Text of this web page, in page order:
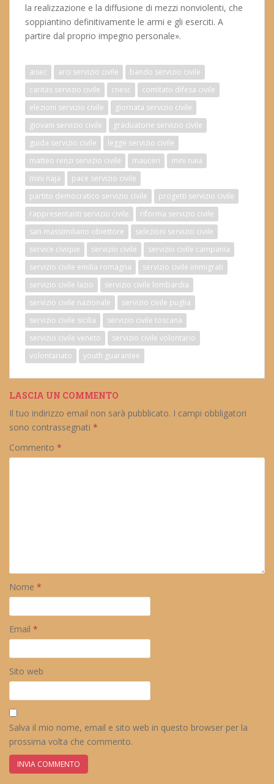
la realizzazione e la diffusione di mezzi nonviolenti, che
soppiantino definitivamente le armi e gli eserciti. A
partire dal proprio impegno personale».
aisec arci servizio civile
bando servizio civile
caritas servizio civile
cnesc
comitato difesa civile
elezioni servizio civile
giornata servizio civile
giovani servizio civile
graduatorie servizio civile
guida servizio civile
legge servizio civile
matteo renzi servizio civile
mauceri
mini naia
mini naja
pace servizio civile
partito democratico servizio civile
progetti servizio civile
rappresentanti servizio civile
riforma servizio civile
san massimiliano obiettore
selezioni servizio civile
service civique
servizio civile
servizio civile campania
servizio civile emilia romagna
servizio civile immigrati
servizio civile lazio
servizio civile lombardia
servizio civile nazionale
servizio civile puglia
servizio civile sicilia
servizio civile toscana
servizio civile veneto
servizio civile volontario
volontariato
youth guarantee
LASCIA UN COMMENTO
Il tuo indirizzo email non sarà pubblicato. I campi obbligatori
sono contrassegnati *
Commento *
Nome *
Email *
Sito web
Salva il mio nome, email e sito web in questo browser per la
prossima volta che commento.